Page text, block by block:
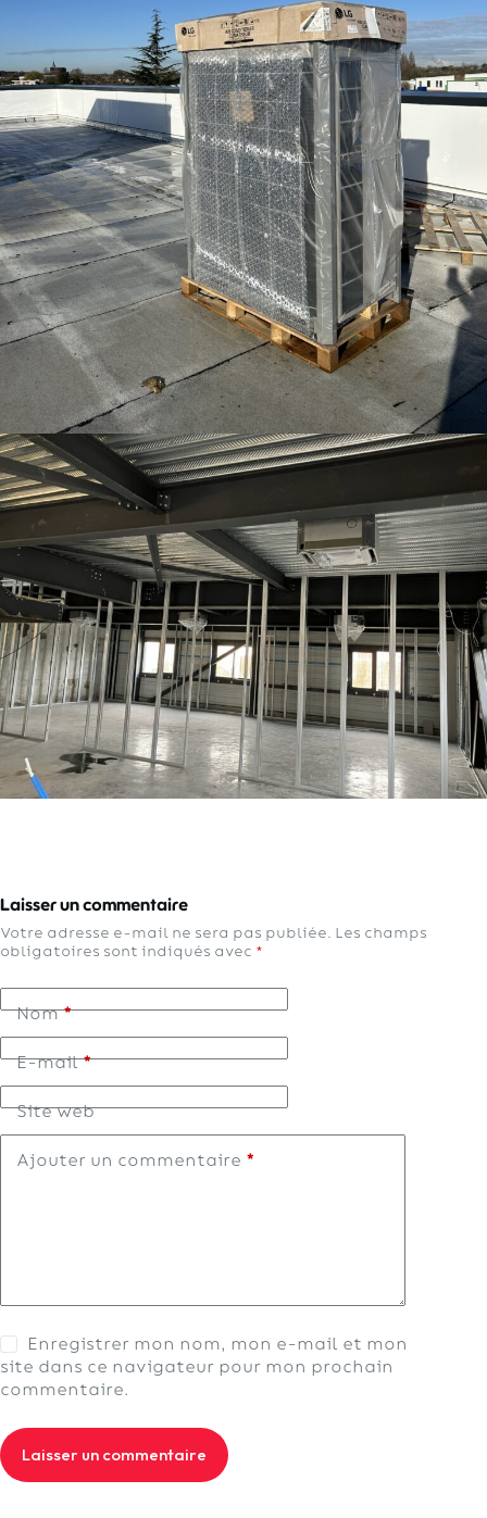
Laisser un commentaire
Votre adresse e-mail ne sera pas publiée. Les champs
obligatoires sont indiqués avec *
Nom*
E-mail*
Site web
Ajouter un commentaire *
Enregistrer mon nom, mon e-mail et mon
site dans ce navigateur pour mon prochain
commentaire.
Laisser un commentaire